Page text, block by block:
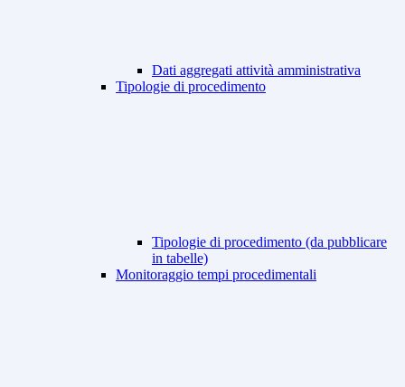
Dati aggregati attività amministrativa
Tipologie di procedimento
Tipologie di procedimento (da pubblicare
in tabelle)
Monitoraggio tempi procedimentali